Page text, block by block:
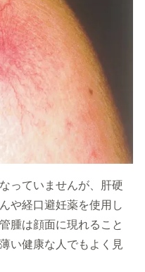
っていませんが、肝硬
や経口避妊薬を使用し
腫は顔面に現れること
い健康な人でもよく見